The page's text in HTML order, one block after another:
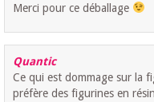
Merci pour ce déballage
Quantic
Ce qui est dommage sur la
préfère des figurines en